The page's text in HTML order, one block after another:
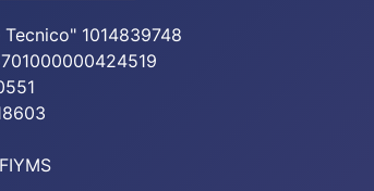
1014839748